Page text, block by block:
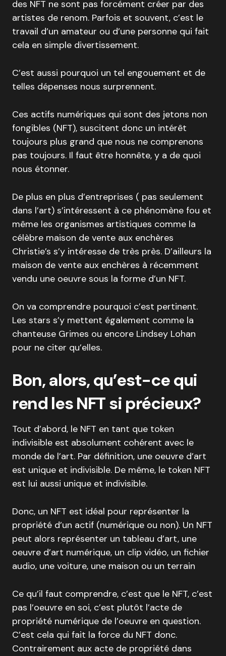
des NFT ne sont pas forcément créer par des
artistes de renom. Parfois et souvent, c’est le
travail d’un amateur ou d’une personne qui fait
cela en simple divertissement.
C’est aussi pourquoi un tel engouement et de
telles dépenses nous surprennent.
Ces actifs numériques qui sont des jetons non
fongibles (NFT), suscitent donc un intérêt
toujours plus grand que nous ne comprenons
pas toujours. Il faut être honnête, y a de quoi
nous étonner.
De plus en plus d’entreprises ( pas seulement
dans l’art) s’intéressent à ce phénomène fou et
même les organismes artistiques comme la
célèbre maison de vente aux enchères
Christie’s s’y intéresse de très près. D’ailleurs la
maison de vente aux enchères à récemment
vendu une oeuvre sous la forme d’un NFT.
On va comprendre pourquoi c’est pertinent.
Les stars s’y mettent également comme la
chanteuse Grimes ou encore Lindsey Lohan
pour ne citer qu’elles.
Bon, alors, qu’est-ce qui
rend les NFT si précieux?
Tout d’abord, le NFT en tant que token
indivisible est absolument cohérent avec le
monde de l’art. Par définition, une oeuvre d’art
est unique et indivisible. De même, le token NFT
est lui aussi unique et indivisible.
Donc, un NFT est idéal pour représenter la
propriété d’un actif (numérique ou non). Un NFT
peut alors représenter un tableau d’art, une
oeuvre d’art numérique, un clip vidéo, un fichier
audio, une voiture, une maison ou un terrain
Ce qu’il faut comprendre, c’est que le NFT, c’est
pas l’oeuvre en soi, c’est plutôt l’acte de
propriété numérique de l’oeuvre en question.
C’est cela qui fait la force du NFT donc.
Contrairement aux acte de propriété dans